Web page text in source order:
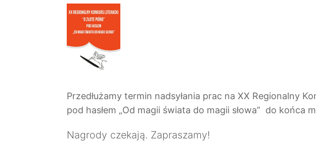
Przedłużamy termin nadsyłania prac na XX Regionalny
pod hasłem „Od magii świata do magii słowa” do końca
Nagrody czekają. Zapraszamy!